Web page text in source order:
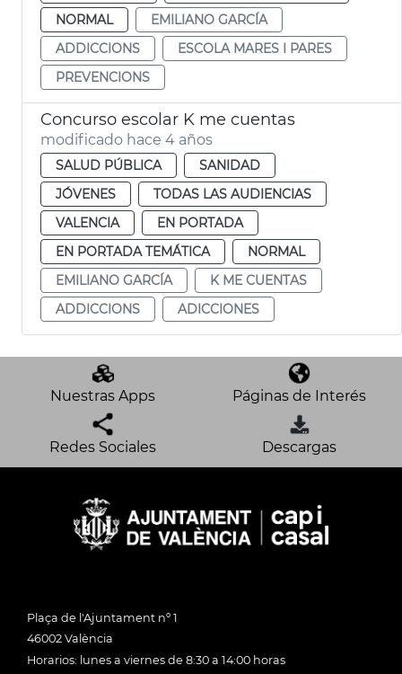
NORMAL
EMILIANO GARCÍA
ADDICCIONS
ESCOLA MARES I PARES
PREVENCIONS
Concurso escolar K me cuentas
modificado hace 4 años
SALUD PÚBLICA
SANIDAD
JÓVENES
TODAS LAS AUDIENCIAS
VALENCIA
EN PORTADA
EN PORTADA TEMÁTICA
NORMAL
EMILIANO GARCÍA
K ME CUENTAS
ADDICCIONS
ADICCIONES
Nuestras Apps Páginas de Interés
Redes Sociales Descargas
Plaça de l'Ajuntament nº 1
46002 València
Horarios: lunes a viernes de 8:30 a 14:00 horas